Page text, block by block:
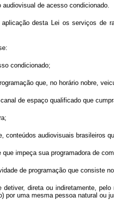
de acesso condicionado.
desta Lei os serviços
condicionado;
que, no horário nobre,
de espaço qualificado que
conteúdos audiovisuais brasileiros
impeça sua programadora de
de programação que consiste
direta ou indiretamente,
por uma mesma pessoa natural ou